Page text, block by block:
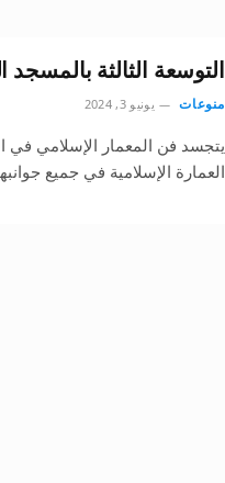
التوسعة الثالثة
منوعات يونيو 3, 2024
يتجسد فن المعمار الإسلامي في
العمارة الإسلامية في جميع